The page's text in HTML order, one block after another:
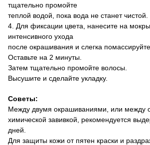
тщательно промойте
теплой водой, пока вода не станет чистой.
4. Для фиксации цвета
нанесите на
интенсивного ухода
после окрашивания и слегка помассируйте.
Оставьте на 2 минуты.
Затем тщательно промойте волосы.
Высушите и сделайте укладку.
Советы:
Между двумя окрашиваниями, или между
химической завивкой, рекомендуется
дней.
Для защиты кожи от пятен краски и